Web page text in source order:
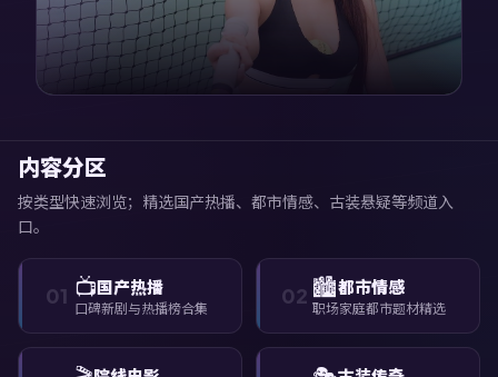
内容分区
按类型快速浏览；精选国产热播、都市情感、古装悬疑等频道入
口。
01 📺国产热播
口碑新剧与热播榜合集 02 🏙️都市情感
职场家庭都市题材精选